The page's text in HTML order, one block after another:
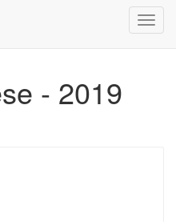
- 2019